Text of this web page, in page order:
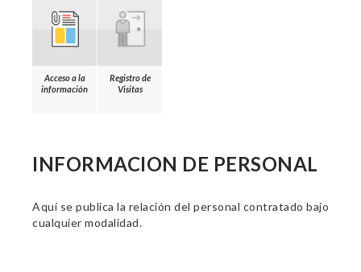
Acceso a la
información
Registro de
Visitas
INFORMACION DE PERSONAL
Aquí se publica la relación del personal contratado bajo
cualquier modalidad.